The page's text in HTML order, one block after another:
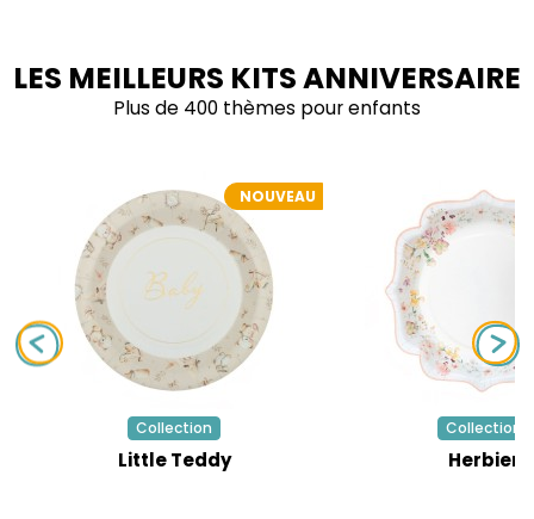
LES MEILLEURS KITS ANNIVERSAIRE
Plus de 400 thèmes pour enfants
NOUVEAU
Collection
Little Teddy
Collection
Herbier